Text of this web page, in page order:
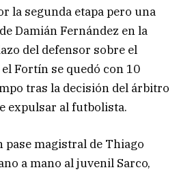
la segunda etapa pero una
Damián Fernández en la
del defensor sobre el
Fortín se quedó con 10
tras la decisión del árbitro
expulsar al futbolista.
pase magistral de Thiago
a mano al juvenil Sarco,